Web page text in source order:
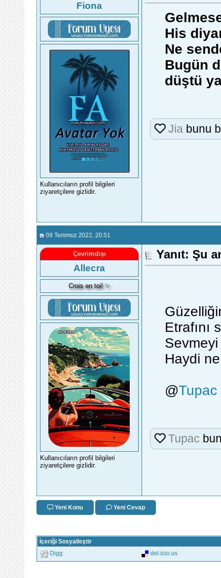
Fiona
Kullanıcıların profil bilgileri
ziyaretçilere gizlidir.
His
Ne
Bugün
düştü
Jia bunu
09 Temmuz 2022 , 20:51
Çevrimdışı
Allecra
Crois en toi! ✨
Kullanıcıların profil bilgileri
ziyaretçilere gizlidir.
Yanıt: Şu
Etrafını
Haydi
@Tupac
Tupac
Yeni Konu Yeni Cevap
İçeriği Sosyalleştir
Digg del.icio.us